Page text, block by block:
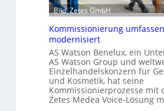
i
k
a
f
ü
r
S
c
Bild: Zetes GmbH
Kommissionierung
modernisiert
AS Watson Benelux, ein
AS Watson Group und
Einzelhandelskonzern für
und Kosmetik, hat seine
Kommissionierprozesse mit
Zetes Medea Voice-Lösung